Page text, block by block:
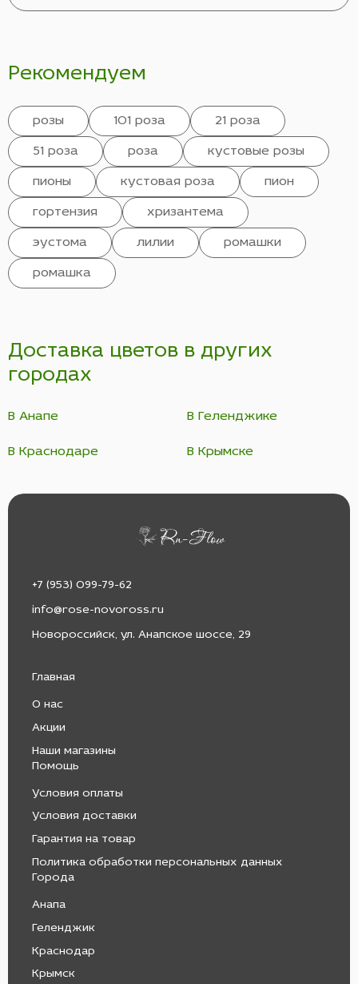
Рекомендуем
розы 101 роза 21 роза
51 роза роза кустовые розы
пионы кустовая роза пион
гортензия хризантема
эустома лилии ромашки
ромашка
Доставка цветов в других
городах
В Анапе В Геленджике
В Краснодаре В Крымске
+7 (953) 099-79-62
info@rose-novoross.ru
Новороссийск, ул. Анапское шоссе, 29
Главная
О нас
Акции
Наши магазины
Помощь
Условия оплаты
Условия доставки
Гарантия на товар
Политика обработки персональных данных
Города
Анапа
Геленджик
Краснодар
Крымск